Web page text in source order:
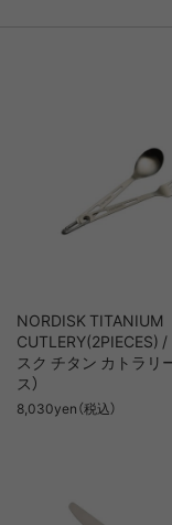
NORDISK TITANIUM
CUTLERY(2PIECES) /
スク チタン カトラリ
ス）
8,030yen（税込）